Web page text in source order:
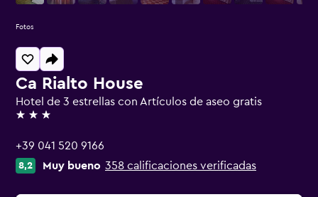
Ca Rialto House
Hotel de 3 estrellas con Artículos de aseo gratis
3 estrellas
+39 041 520 9166
8,2 Muy bueno 358 calificaciones verificadas
Fotos